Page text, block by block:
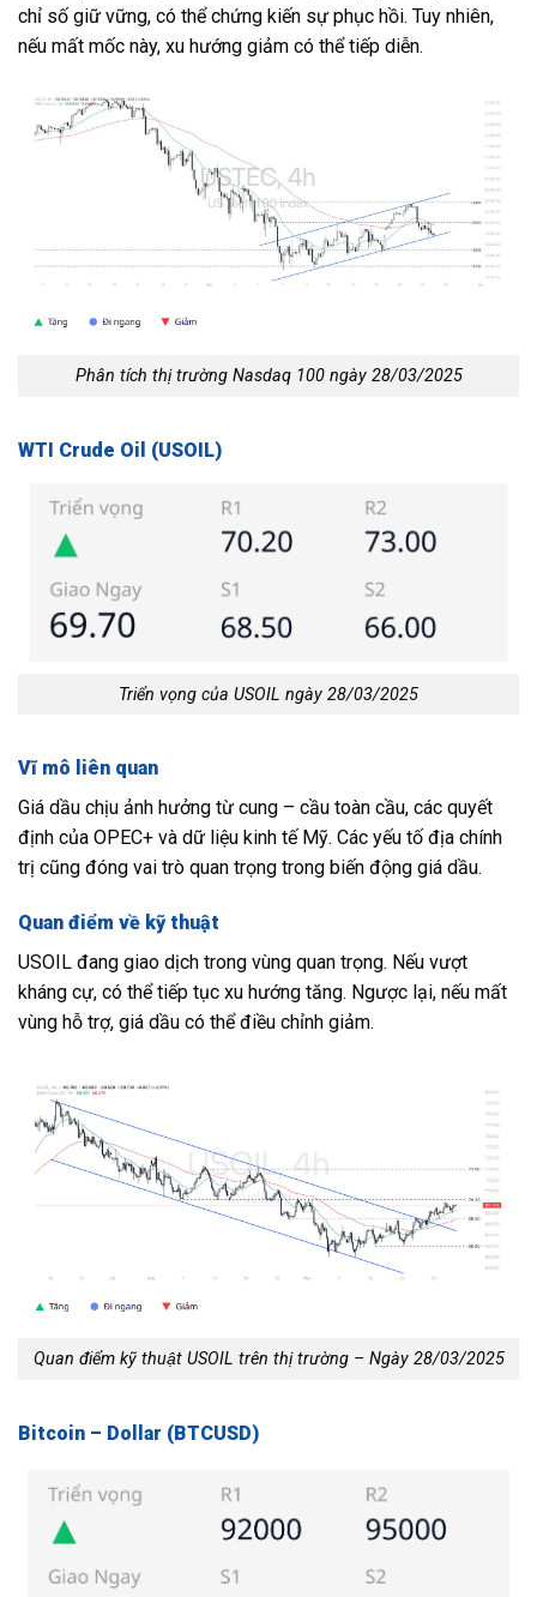
chỉ số giữ vững, có thể chứng kiến sự phục hồi. Tuy nhiên,
nếu mất mốc này, xu hướng giảm có thể tiếp diễn.
Phân tích thị trường Nasdaq 100 ngày 28/03/2025
WTI Crude Oil (USOIL)
Triển vọng của USOIL ngày 28/03/2025
Vĩ mô liên quan
Giá dầu chịu ảnh hưởng từ cung – cầu toàn cầu, các quyết
định của OPEC+ và dữ liệu kinh tế Mỹ. Các yếu tố địa chính
trị cũng đóng vai trò quan trọng trong biến động giá dầu.
Quan điểm về kỹ thuật
USOIL đang giao dịch trong vùng quan trọng. Nếu vượt
kháng cự, có thể tiếp tục xu hướng tăng. Ngược lại, nếu mất
vùng hỗ trợ, giá dầu có thể điều chỉnh giảm.
Quan điểm kỹ thuật USOIL trên thị trường – Ngày 28/03/2025
Bitcoin – Dollar (BTCUSD)